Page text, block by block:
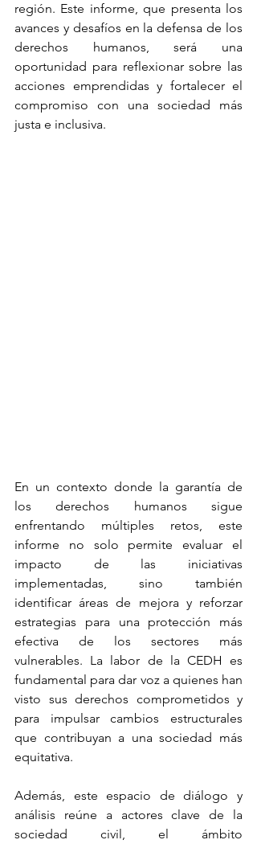
región. Este informe, que presenta los
avances y desafíos en la defensa de los
derechos humanos, será una
oportunidad para reflexionar sobre las
acciones emprendidas y fortalecer el
compromiso con una sociedad más
justa e inclusiva.
En un contexto donde la garantía de
los derechos humanos sigue
enfrentando múltiples retos, este
informe no solo permite evaluar el
impacto de las iniciativas
implementadas, sino también
identificar áreas de mejora y reforzar
estrategias para una protección más
efectiva de los sectores más
vulnerables. La labor de la CEDH es
fundamental para dar voz a quienes han
visto sus derechos comprometidos y
para impulsar cambios estructurales
que contribuyan a una sociedad más
equitativa.
Además, este espacio de diálogo y
análisis reúne a actores clave de la
sociedad civil, el ámbito